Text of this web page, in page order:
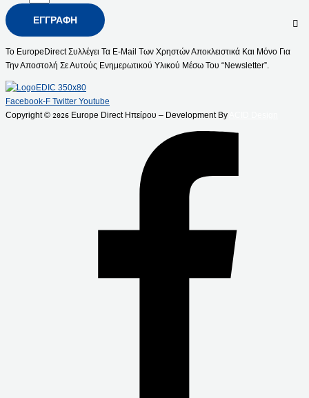
ΕΓΓΡΑΦΉ
Το EuropeDirect Συλλέγει Τα E-Mail Των Χρηστών Αποκλειστικά Και Μόνο Για
Την Αποστολή Σε Αυτούς Ενημερωτικού Υλικού Μέσω Του “Newsletter”.
Facebook-F Twitter Youtube
Copyright © 2026 Europe Direct Ηπείρου – Development By